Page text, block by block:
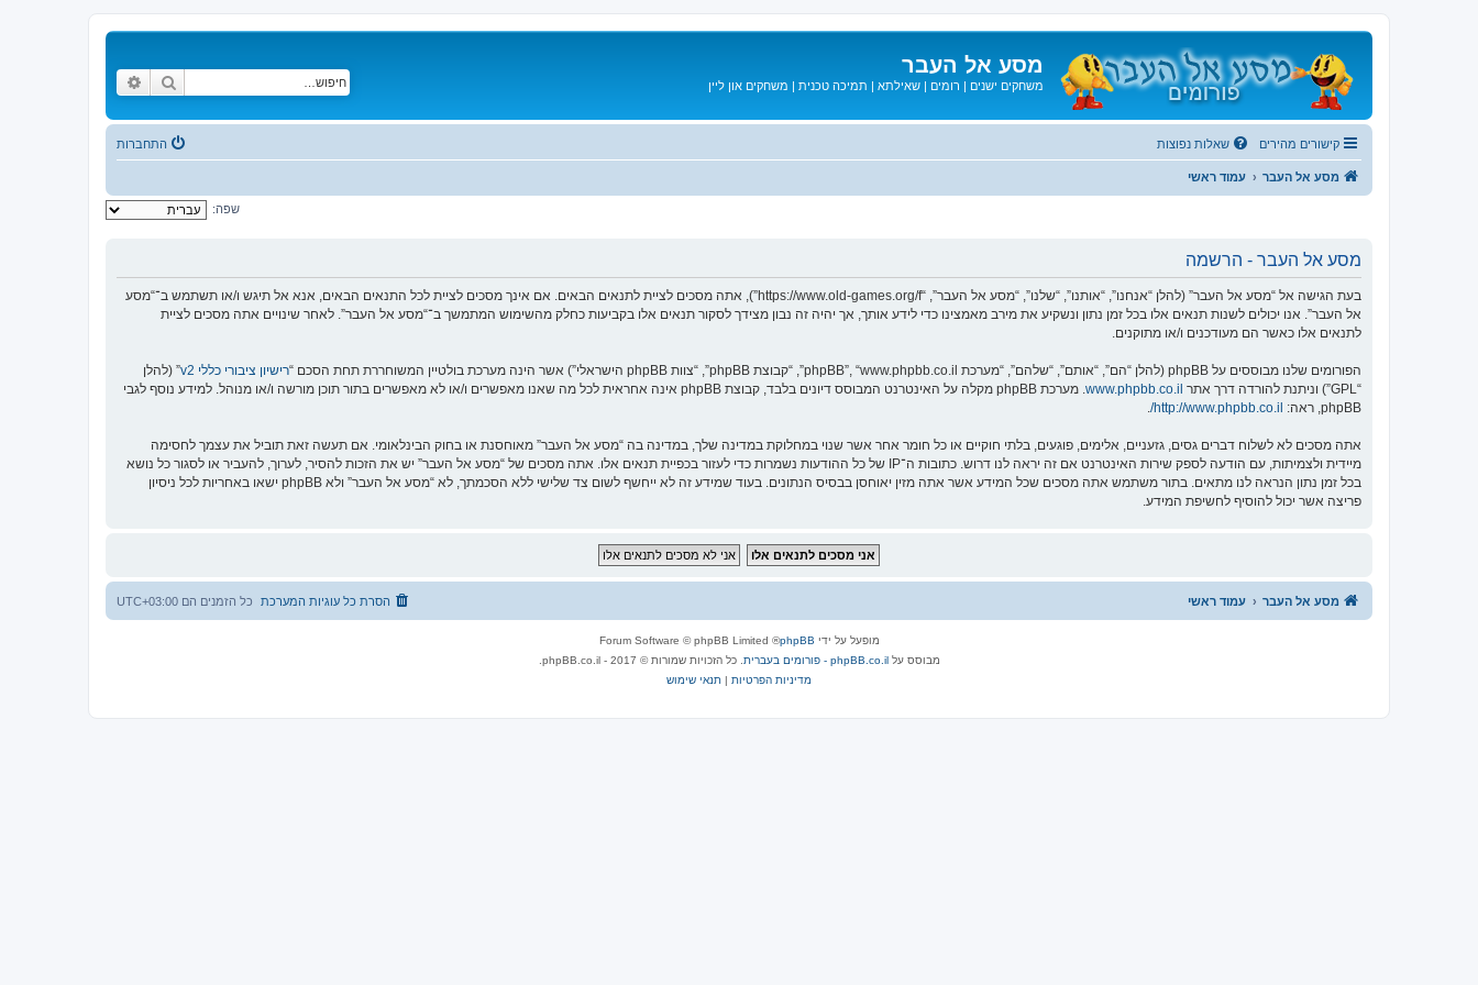
מסע אל העבר
משחקים ישנים | רומים | שאילתא | תמיכה טכנית | משחקים און ליין חיפוש
קישורים מהירים שאלות נפוצות התחברות
מסע אל העבר עמוד ראשי
שפה:
מסע אל העבר - הרשמה
בעת הגישה אל “מסע אל העבר” (להלן “אנחנו”, “אותנו”, “שלנו”, “מסע אל העבר”, “https://www.old-games.org/f”), אתה מסכים לציית לתנאים הבאים. אם אינך מסכים לציית לכל התנאים הבאים, אנא אל תיגש ו/או תשתמש ב־“מסע
אל העבר”. אנו יכולים לשנות תנאים אלו בכל זמן נתון ונשקיע את מירב מאמצינו כדי לידע אותך, אך יהיה זה נבון מצידך לסקור תנאים אלו בקביעות כחלק מהשימוש המתמשך ב־“מסע אל העבר”. לאחר שינויים אתה מסכים לציית
לתנאים אלו כאשר הם מעודכנים ו/או מתוקנים.
הפורומים שלנו מבוססים על phpBB (להלן “הם”, “אותם”, “שלהם”, “מערכת phpBB”, “www.phpbb.co.il”, “קבוצת phpBB”, “צוות phpBB הישראלי”) אשר הינה מערכת בולטיין המשוחררת תחת הסכם “ רישיון ציבורי כללי v2
” (להלן
“GPL”) וניתנת להורדה דרך אתר
www.phpbb.co.il
. מערכת phpBB מקלה על האינטרנט המבוסס דיונים בלבד, קבוצת phpBB אינה אחראית לכל מה שאנו מאפשרים ו/או לא מאפשרים בתור תוכן מורשה ו/או מנוהל. למידע נוסף לגבי
phpBB, ראה:
http://www.phpbb.co.il/
אתה מסכים לא לשלוח דברים גסים, גזעניים, אלימים, פוגעים, בלתי חוקיים או כל חומר אחר אשר שנוי במחלוקת במדינה שלך, במדינה בה “מסע אל העבר” מאוחסנת או בחוק הבינלאומי. אם תעשה זאת תוביל את עצמך לחסימה
מיידית ולצמיתות, עם הודעה לספק שירות האינטרנט אם זה יראה לנו דרוש. כתובות ה־IP של כל ההודעות נשמרות כדי לעזור בכפיית תנאים אלו. אתה מסכים של “מסע אל העבר” יש את הזכות להסיר, לערוך, להעביר או לסגור כל נושא
בכל זמן נתון הנראה לנו מתאים. בתור משתמש אתה מסכים שכל המידע אשר אתה מזין יאוחסן בבסיס הנתונים. בעוד שמידע זה לא ייחשף לשום צד שלישי ללא הסכמתך, לא “מסע אל העבר” ולא phpBB ישאו באחריות לכל ניסיון
פריצה אשר יכול להוסיף לחשיפת המידע.
מסע אל העבר עמוד ראשי כל הזמנים הם UTC+03:00 הסרת כל עוגיות המערכת
מופעל על ידי phpBB
® Forum Software © phpBB Limited
מבוסס עלphpBB.co.il - פורומים בעברית
. כל הזכויות שמורות © 2017 - phpBB.co.il.
מדיניות הפרטיות | תנאי שימוש